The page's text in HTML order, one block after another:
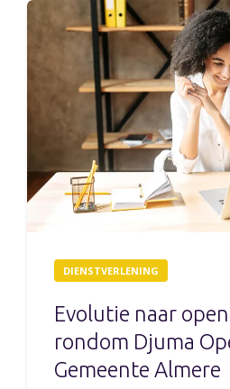
DIENSTVERLENING
Evolutie naar
rondom Djuma
Gemeente Almere